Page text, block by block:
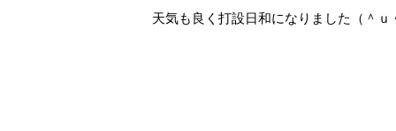
天気も良く打設日和になりました（＾ｕ